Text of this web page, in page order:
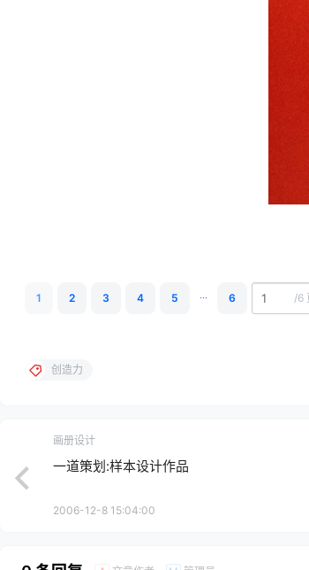
1 2 3 4 5 6 /6
创造力
画册设计
一道策划:样本设计作品
2006-12-8 15:04:00